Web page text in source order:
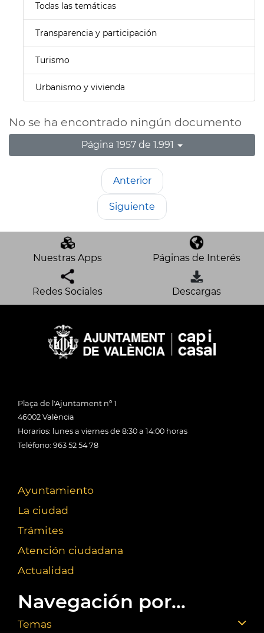
Todas las temáticas
Transparencia y participación
Turismo
Urbanismo y vivienda
No se ha encontrado ningún documento
Página 1957 de 1.991
Anterior
Siguiente
Nuestras Apps Páginas de Interés
Redes Sociales Descargas
Plaça de l'Ajuntament nº 1
46002 València
Horarios: lunes a viernes de 8:30 a 14:00 horas
Teléfono: 963 52 54 78
Ayuntamiento
La ciudad
Trámites
Atención ciudadana
Actualidad
Navegación por...
Temas